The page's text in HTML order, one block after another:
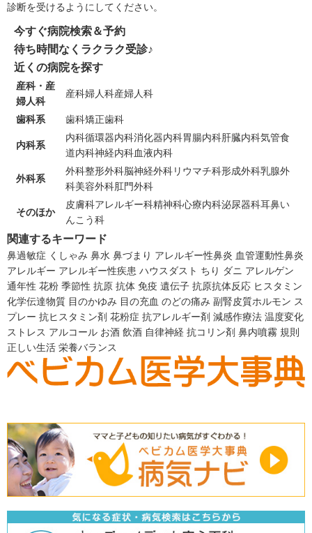
診断を受けるようにしてください。
今すぐ病院検索＆予約
待ち時間なくラクラク受診♪
近くの病院を探す
産科・産
婦人科
産科婦人科産婦人科
歯科系 歯科矯正歯科
内科系
内科循環器内科消化器内科胃腸内科肝臓内科気管食
道内科神経内科血液内科
外科系
外科整形外科脳神経外科リウマチ科形成外科乳腺外
科美容外科肛門外科
そのほか
皮膚科アレルギー科精神科心療内科泌尿器科耳鼻い
んこう科
関連するキーワード
鼻過敏症 くしゃみ 鼻水 鼻づまり アレルギー性鼻炎 血管運動性鼻炎
アレルギー アレルギー性疾患 ハウスダスト ちり ダニ アレルゲン
通年性 花粉 季節性 抗原 抗体 免疫 遺伝子 抗原抗体反応 ヒスタミン
化学伝達物質 目のかゆみ 目の充血 のどの痛み 副腎皮質ホルモン ス
プレー 抗ヒスタミン剤 花粉症 抗アレルギー剤 減感作療法 温度変化
ストレス アルコール お酒 飲酒 自律神経 抗コリン剤 鼻内噴霧 規則
正しい生活 栄養バランス